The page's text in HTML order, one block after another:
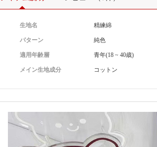
生地名 精練綿
パターン 純色
適用年齢層 青年(18 ~ 40歳)
メイン生地成分 コットン